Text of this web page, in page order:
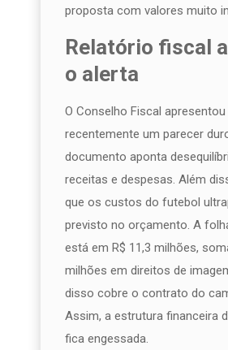
proposta com valores muito
Relatório fiscal
o alerta
O Conselho Fiscal apresentou
recentemente um parecer
documento aponta
receitas e despesas. Além
que os custos do futebol
previsto no orçamento. A
está em R$ 11,3 milhões,
milhões em direitos de
disso cobre o contrato do
Assim, a estrutura financeira
fica engessada.